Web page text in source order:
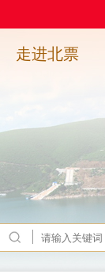
走进北票